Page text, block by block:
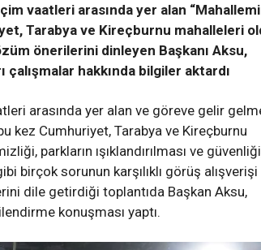
vaatleri arasında yer alan “Mahallemi
Tarabya ve Kireçburnu mahalleleri
önerilerini dinleyen Başkanı Aksu,
hakkında bilgiler aktardı
arasında yer alan ve göreve gelir
kez Cumhuriyet, Tarabya ve Kireçburnu
parkların ışıklandırılması ve
birçok sorunun karşılıklı görüş alışverişi
dile getirdiği toplantıda Başkan Aksu,
konuşması yaptı.
TÜRKİYE’NİN İLK GECE
MARATONU İÇİN GERİ
BAŞLADI
ADMIN 1 AY ÖNCE